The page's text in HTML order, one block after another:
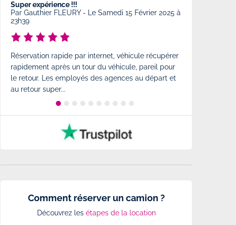
Super expérience !!!
ParGauthier FLEURY-
Le Samedi 15 Février 2025 à
23h39
Réservation rapide par internet, véhicule récupérer
rapidement après un tour du véhicule, pareil pour
le retour. Les employés des agences au départ et
au retour super...
Comment réserver un camion ?
Découvrez les étapes de la location